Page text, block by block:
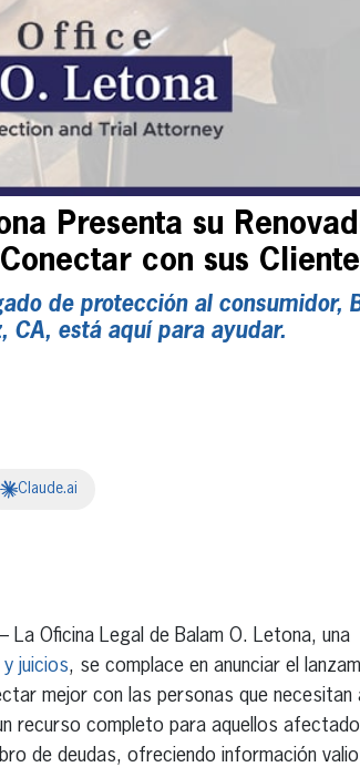
Presenta su
con sus
de protección al consumidor,
CA, está aquí para ayudar.
Claude.ai
La Oficina Legal de Balam O. Letona, una
juicios, se complace en anunciar el
mejor con las personas que necesitan
recurso completo para aquellos
de deudas, ofreciendo información